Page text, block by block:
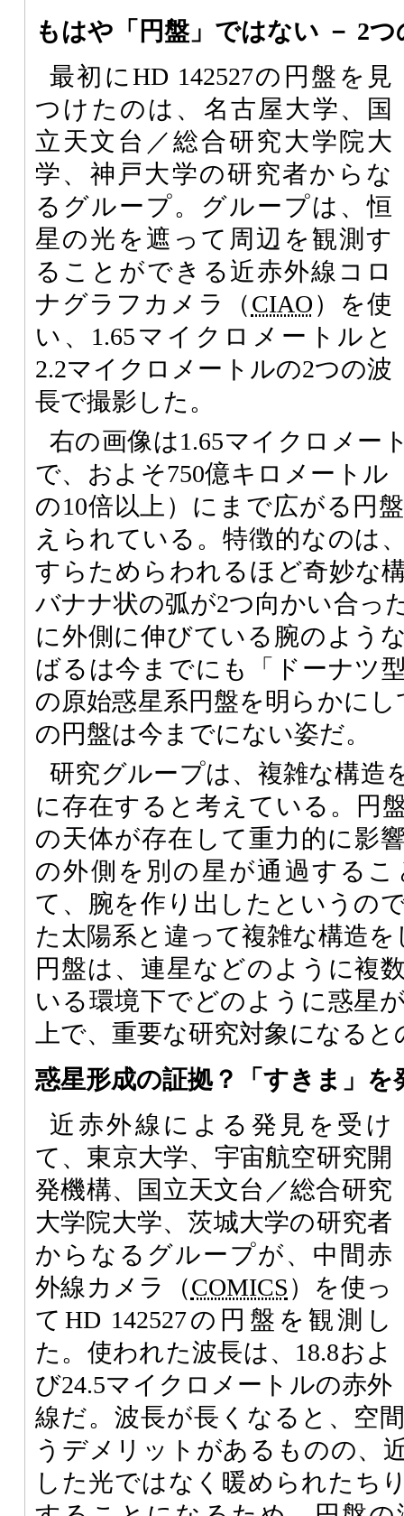
もはや「円盤」ではない － 2
最初にHD 142527の円盤を見
つけたのは、名古屋大学、国
立天文台／総合研究大学院大
学、神戸大学の研究者からな
るグループ。グループは、恒
星の光を遮って周辺を観測す
ることができる近赤外線コロ
ナグラフカメラ（CIAO）を使
い、1.65マイクロメートルと
2.2マイクロメートルの2つの波
長で撮影した。
右の画像は1.65マイクロメー
で、およそ750億キロメートル
の10倍以上）にまで広がる円
えられている。特徴的なのは
すらためらわれるほど奇妙な
バナナ状の弧が2つ向かい合っ
に外側に伸びている腕のよう
ばるは今までにも「ドーナツ
の原始惑星系円盤を明らかにし
の円盤は今までにない姿だ。
研究グループは、複雑な構造
に存在すると考えている。円
の天体が存在して重力的に影
の外側を別の星が通過する
て、腕を作り出したというの
た太陽系と違って複雑な構造を
円盤は、連星などのように複
いる環境下でどのように惑星
上で、重要な研究対象になる
惑星形成の証拠？「すきま」を
近赤外線による発見を受け
て、東京大学、宇宙航空研究開
発機構、国立天文台／総合研究
大学院大学、茨城大学の研究者
からなるグループが、中間赤
外線カメラ（COMICS）を使っ
てHD 142527の円盤を観測し
た。使われた波長は、18.8およ
び24.5マイクロメートルの赤外
線だ。波長が長くなると、空
うデメリットがあるものの、
した光ではなく暖められたち